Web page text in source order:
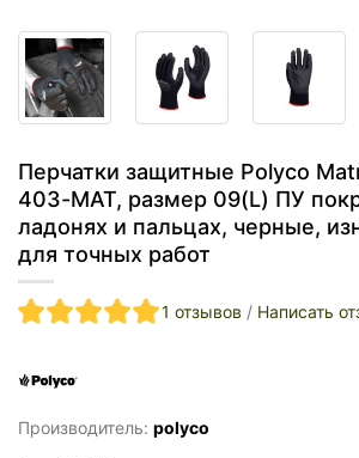
Перчатки защитные Polyco
403-MAT, размер 09(L) ПУ
ладонях и пальцах, черные,
для точных работ
1 отзывов / Написать
Производитель: polyco